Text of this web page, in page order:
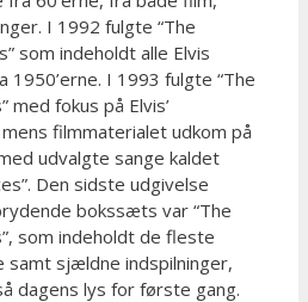
I 1992 fulgte “The
som indeholdt alle Elvis
1950’erne. I 1993 fulgte “The
med fokus på Elvis’
filmmaterialet udkom på
udvalgte sange kaldet
Den sidste udgivelse
bokssæts var “The
som indeholdt de fleste
samt sjældne indspilninger,
dagens lys for første gang.